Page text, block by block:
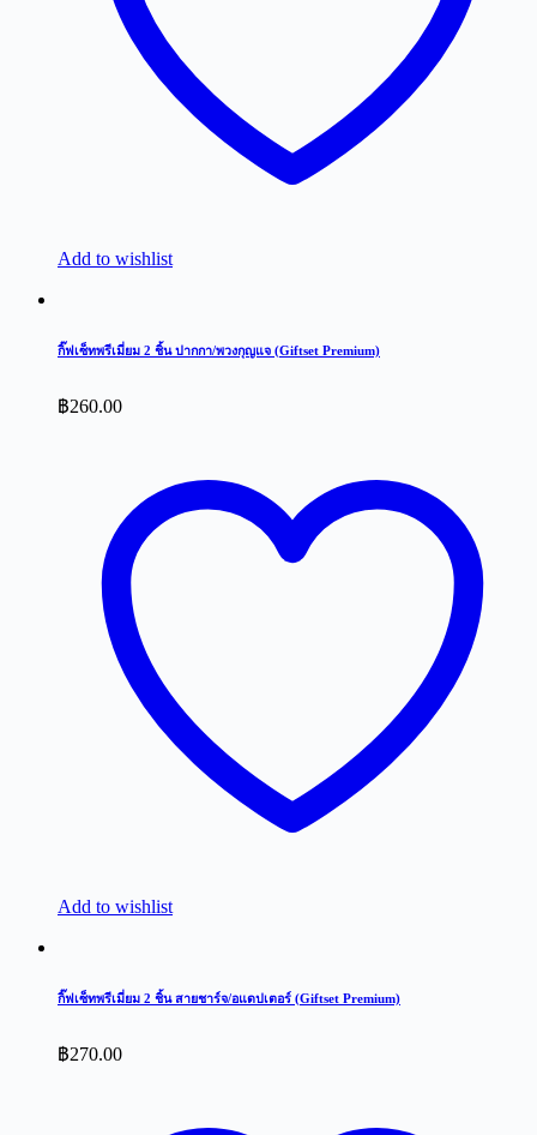
Add to wishlist
กิ๊ฟเซ็ทพรีเมี่ยม 2 ชิ้น ปากกา/พวงกุญแจ (Giftset Premium)
฿260.00
Add to wishlist
กิ๊ฟเซ็ทพรีเมี่ยม 2 ชิ้น สายชาร์จ/อแดปเตอร์ (Giftset Premium)
฿270.00